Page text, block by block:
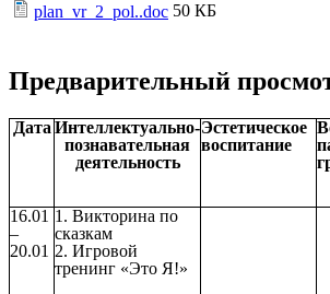
plan_vr_2_pol..doc 50 КБ
Предварительный
Дата Интеллектуально-
познавательная
деятельность
Эстетическое
воспитание
16.01
–
20.01
1. Викторина по
сказкам
2. Игровой
тренинг «Это Я!»